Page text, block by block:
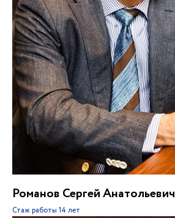
Романов Сергей Анатольевич
Стаж работы 14 лет